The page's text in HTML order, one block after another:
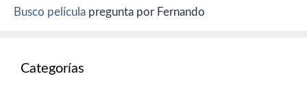
Busco película pregunta por Fernando
Categorías